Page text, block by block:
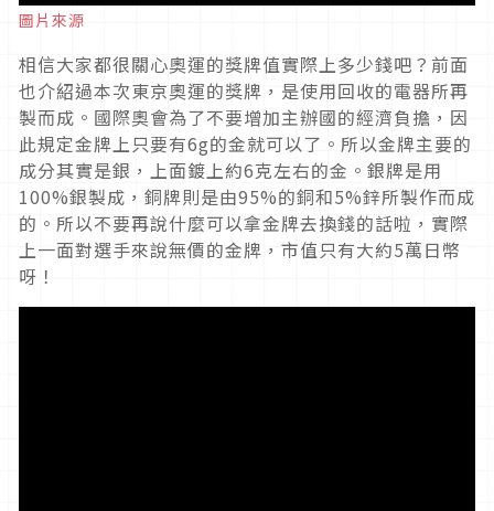
圖片來源
相信大家都很關心奧運的獎牌值實際上多少錢吧？前面
也介紹過本次東京奧運的獎牌，是使用回收的電器所再
製而成。國際奧會為了不要增加主辦國的經濟負擔，因
此規定金牌上只要有6g的金就可以了。所以金牌主要的
成分其實是銀，上面鍍上約6克左右的金。銀牌是用
100%銀製成，銅牌則是由95%的銅和5%鋅所製作而成
的。所以不要再說什麼可以拿金牌去換錢的話啦，實際
上一面對選手來說無價的金牌，市值只有大約5萬日幣
呀！